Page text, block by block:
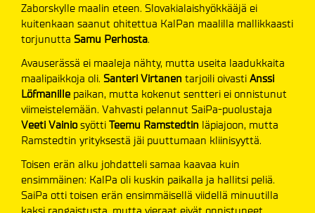
Zaborskylle maalin eteen. Slovakialaishyökkääjä ei
kuitenkaan saanut ohitettua KalPan maalilla mallikkaasti
torjunutta Samu Perhosta.
Avauserässä ei maaleja nähty, mutta useita laadukkaita
maalipaikkoja oli. Santeri Virtanen tarjoili oivasti Anssi
Löfmanille paikan, mutta kokenut sentteri ei onnistunut
viimeistelemään. Vahvasti pelannut SaiPa-puolustaja
Veeti Vainiosyötti Teemu Ramstedtin läpiajoon, mutta
Ramstedtin yrityksestä jäi puuttumaan kliinisyyttä.
Toisen erän alku johdatteli samaa kaavaa kuin
ensimmäinen: KalPa oli kuskin paikalla ja hallitsi peliä.
SaiPa otti toisen erän ensimmäisellä viidellä minuutilla
kaksi rangaistusta, mutta vieraat eivät onnistuneet